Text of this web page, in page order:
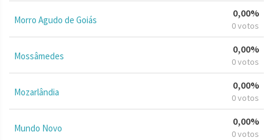
Morro Agudo de Goiás
0,00%
0 votos
Mossâmedes
0,00%
0 votos
Mozarlândia
0,00%
0 votos
Mundo Novo
0,00%
0 votos